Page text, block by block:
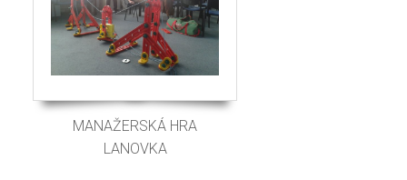
MANAŽERSKÁ HRA
LANOVKA